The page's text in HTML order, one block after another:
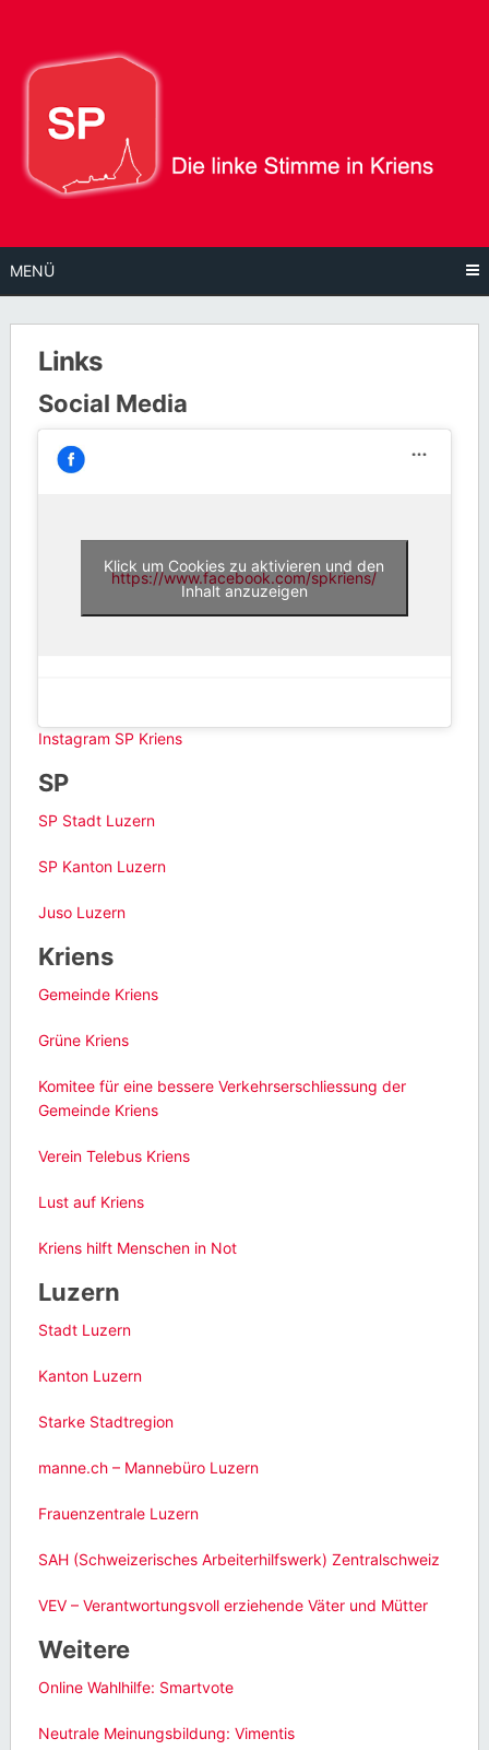
Inhalt
MENÜ
Links
Social Media
https://www.facebook.com/spkriens/
Klick um Cookies zu aktivieren und den
Inhalt anzuzeigen
Instagram SP Kriens
SP
SP Stadt Luzern
SP Kanton Luzern
Juso Luzern
Kriens
Gemeinde Kriens
Grüne Kriens
Komitee für eine bessere Verkehrserschliessung der
Gemeinde Kriens
Verein Telebus Kriens
Lust auf Kriens
Kriens hilft Menschen in Not
Luzern
Stadt Luzern
Kanton Luzern
Starke Stadtregion
manne.ch – Mannebüro Luzern
Frauenzentrale Luzern
SAH (Schweizerisches Arbeiterhilfswerk) Zentralschweiz
VEV – Verantwortungsvoll erziehende Väter und Mütter
Weitere
Online Wahlhilfe: Smartvote
Neutrale Meinungsbildung: Vimentis